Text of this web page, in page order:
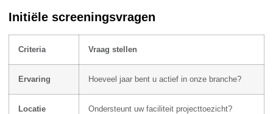
Initiële screeningsvragen
Criteria Vraag stellen
Ervaring Hoeveel jaar bent u actief in onze branche?
Locatie Ondersteunt uw faciliteit projecttoezicht?